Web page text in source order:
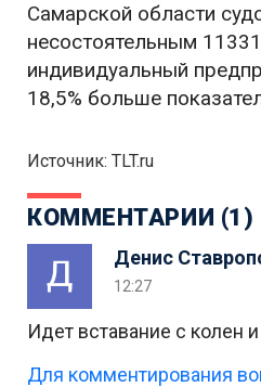
Самарской области
несостоятельным
индивидуальный
18,5% больше
Источник: TLT.ru
КОММЕНТАРИИ (1)
Денис
12:27
Идет вставание с колен
Для комментирования